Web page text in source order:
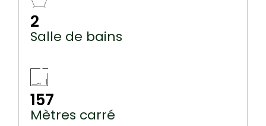
2
Salle de bains
157
Mètres carré